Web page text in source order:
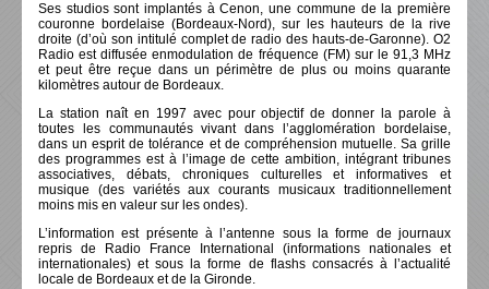
Ses studios sont implantés à Cenon, une commune de la première
couronne bordelaise (Bordeaux-Nord), sur les hauteurs de la rive
droite (d’où son intitulé complet de radio des hauts-de-Garonne). O2
Radio est diffusée enmodulation de fréquence (FM) sur le 91,3 MHz
et peut être reçue dans un périmètre de plus ou moins quarante
kilomètres autour de Bordeaux.
La station naît en 1997 avec pour objectif de donner la parole à
toutes les communautés vivant dans l’agglomération bordelaise,
dans un esprit de tolérance et de compréhension mutuelle. Sa grille
des programmes est à l’image de cette ambition, intégrant tribunes
associatives, débats, chroniques culturelles et informatives et
musique (des variétés aux courants musicaux traditionnellement
moins mis en valeur sur les ondes).
L’information est présente à l’antenne sous la forme de journaux
repris de Radio France International (informations nationales et
internationales) et sous la forme de flashs consacrés à l’actualité
locale de Bordeaux et de la Gironde.